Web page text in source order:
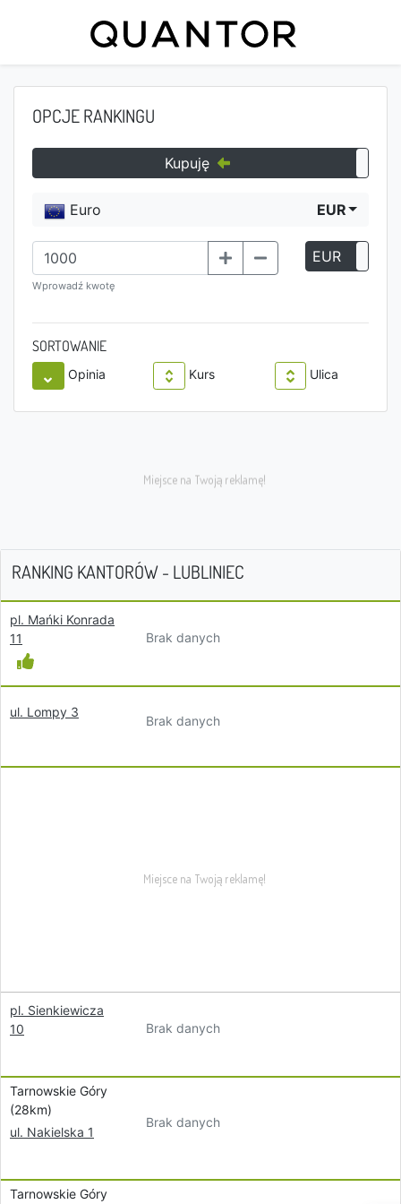
OPCJE RANKINGU
Kupuję
Euro EUR
Wprowadź kwotę
EUR
SORTOWANIE
Opinia Kurs Ulica
RANKING KANTORÓW - LUBLINIEC
pl. Mańki Konrada
11
Brak danych
ul. Lompy 3
Brak danych
pl. Sienkiewicza
10
Brak danych
Tarnowskie Góry
(28km)
ul. Nakielska 1
Brak danych
Tarnowskie Góry